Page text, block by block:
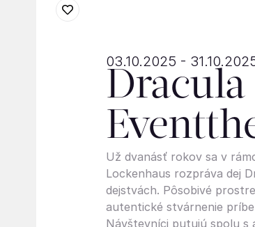
03.10.2025 -
Dracula
Už dvanásť rokov sa v
Lockenhaus rozpráva dej
dejstvách. Pôsobivé
autentické stvárnenie
Návštevníci putujú spolu s